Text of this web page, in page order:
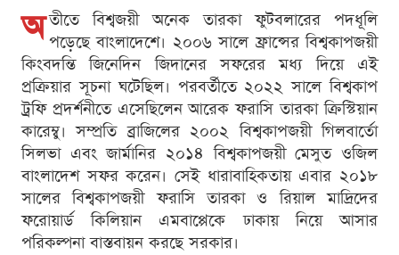
অ তীতে বিশ্বজয়ী অনেক তারকা ফুটবলারের পদধূলি
পড়েছে বাংলাদেশে। ২০০৬ সালে ফ্রান্সের বিশ্বকাপজয়ী
কিংবদন্তি জিনেদিন জিদানের সফরের মধ্য দিয়ে এই
প্রক্রিয়ার সূচনা ঘটেছিল। পরবর্তীতে ২০২২ সালে বিশ্বকাপ
ট্রফি প্রদর্শনীতে এসেছিলেন আরেক ফরাসি তারকা ক্রিস্টিয়ান
কারেম্বু। সম্প্রতি ব্রাজিলের ২০০২ বিশ্বকাপজয়ী গিলবার্তো
সিলভা এবং জার্মানির ২০১৪ বিশ্বকাপজয়ী মেসুত ওজিল
বাংলাদেশ সফর করেন। সেই ধারাবাহিকতায় এবার ২০১৮
সালের বিশ্বকাপজয়ী ফরাসি তারকা ও রিয়াল মাদ্রিদের
ফরোয়ার্ড কিলিয়ান এমবাপ্পেকে ঢাকায় নিয়ে আসার
পরিকল্পনা বাস্তবায়ন করছে সরকার।